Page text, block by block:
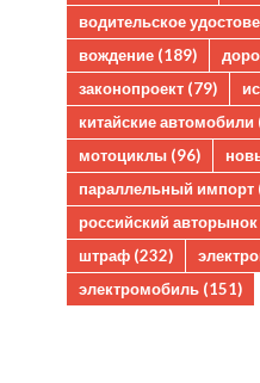
водительское
вождение (189)
законопроект (79)
китайские автомобили
мотоциклы (96)
параллельный импорт
российский авторынок
штраф (232)
электромобиль (151)